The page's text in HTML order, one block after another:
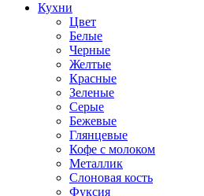
Кухни
Цвет
Белые
Черные
Желтые
Красные
Зеленые
Серые
Бежевые
Глянцевые
Кофе с молоком
Металлик
Слоновая кость
Фуксия